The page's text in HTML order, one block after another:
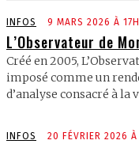
INFOS 9 MARS 2026 À
L’Observateur de
Créé en 2005,
imposé comme un
d’analyse consacré à la
INFOS 20 FÉVRIER 2026 À